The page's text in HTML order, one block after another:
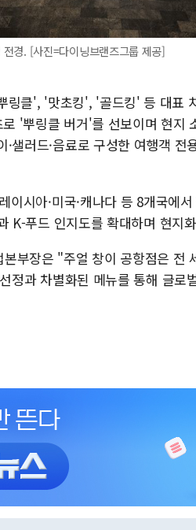
경. [사진=다이닝브랜즈그룹 제공]
링클', '맛초킹', '골드킹' 등 대표
'뿌링클 버거'를 선보이며 현지
·샐러드·음료로 구성한 여행객
이시아·미국·캐나다 등 8개국에
K-푸드 인지도를 확대하며 현지
부장은 "주얼 창이 공항점은 전
정과 차별화된 메뉴를 통해 글로